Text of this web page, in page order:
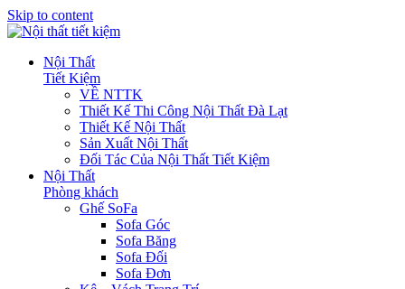
Skip to content
Nội Thất
Tiết Kiệm
VỀ NTTK
Thiết Kế Thi Công Nội Thất Đà Lạt
Thiết Kế Nội Thất
Sản Xuất Nội Thất
Đối Tác Của Nội Thất Tiết Kiệm
Nội Thất
Phòng khách
Ghế SoFa
Sofa Góc
Sofa Băng
Sofa Đối
Sofa Đơn